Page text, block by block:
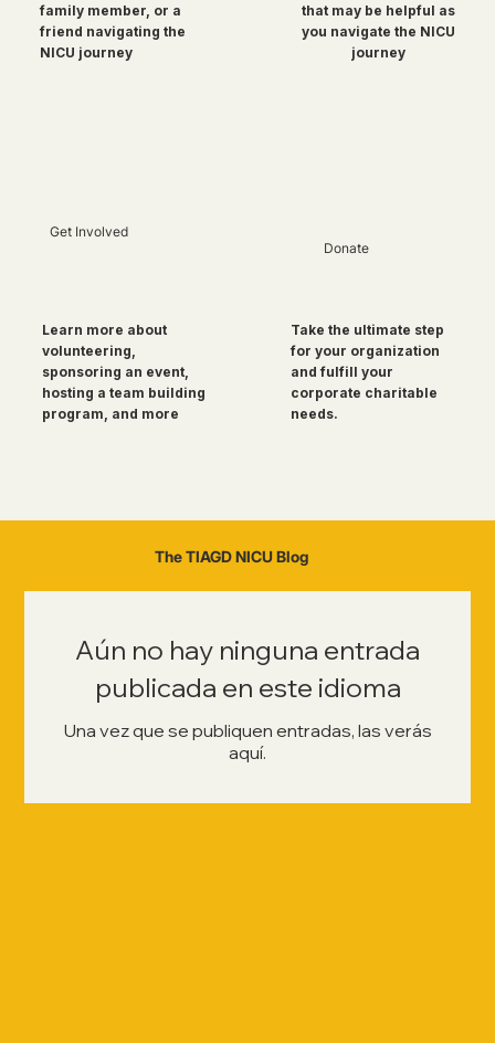
family member, or a
friend navigating the
NICU journey
that may be helpful as
you navigate the NICU
journey
Get Involved
Learn more about
volunteering,
sponsoring an event,
hosting a team building
program, and more
Donate
Take the ultimate step
for your organization
and fulfill your
corporate charitable
needs.
The TIAGD NICU Blog
Aún no hay ninguna entrada
publicada en este idioma
Una vez que se publiquen entradas, las verás
aquí.